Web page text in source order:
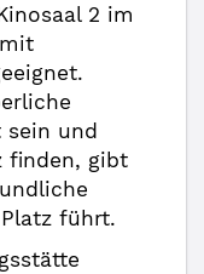
2 im
und
finden, gibt
führt.